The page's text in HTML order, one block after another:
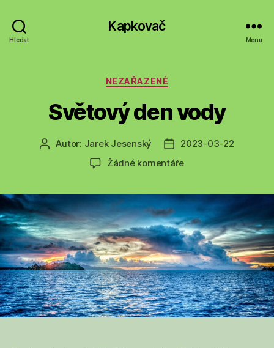
Hledat
Kapkovač
Menu
Rubriky
NEZAŘAZENÉ
Světový den vody
AutorAutor: Jarek Jesenský
Datum
příspěvku
2023-03-22
Žádné komentářeu
názvem
Světový
den
vody